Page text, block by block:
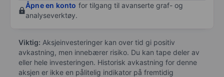
Åpne en konto for tilgang til avanserte graf- og
analyseverktøy.
Viktig: Aksjeinvesteringer kan over tid gi positiv
avkastning, men innebærer risiko. Du kan tape deler av
eller hele investeringen. Historisk avkastning for denne
aksjen er ikke en pålitelig indikator på fremtidig